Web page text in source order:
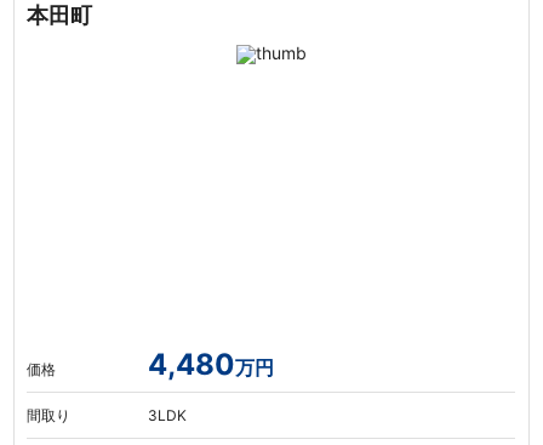
本田町
価格 4,480万円
間取り 3LDK